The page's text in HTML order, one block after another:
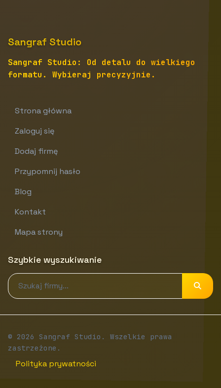
Sangraf Studio
Sangraf Studio: Od detalu do wielkiego
formatu. Wybieraj precyzyjnie.
Strona główna
Zaloguj się
Dodaj firmę
Przypomnij hasło
Blog
Kontakt
Mapa strony
Szybkie wyszukiwanie
© 2026 Sangraf Studio. Wszelkie prawa
zastrzeżone.
Polityka prywatności